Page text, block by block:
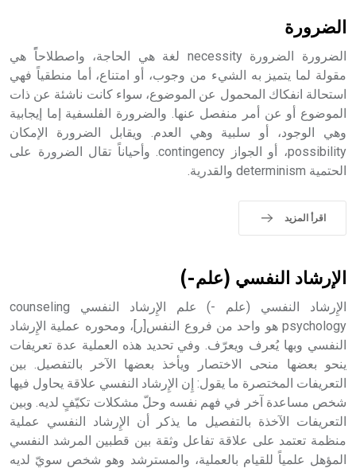
- هل تعلم أن أبجر Abgar اسم معروف جيداً يعود إلى عدد من
الملوك الذين حكموا مدينة إديسا (الرها) من أبجر الأول وحتى
التاسع، وهم ينتسبون إلى أسرة أوسروين
الضرورة
الضرورة الضرورة necessity لغة هي الحاجة، واصطلاحاًً هي
مقولة لما يتميز به الشيء من وجوب، أو امتناع، أما منطقياً فهي
استحالة انفكاك المحمول عن الموضوع، سواء كانت ناشئة عن ذات
الموضوع أو عن أمر منفصل عنها. والضرورة الفلسفية إما إيجابية
وهي الوجود، أو سلبية وهي العدم. ويقابل الضرورة الإمكان
possibility، أو الجواز contingency. وأحياناً تقال الضرورة على
الحتمية determinism والقدرية.
اقرأ المزيد
الإرشاد النفسي (علم-)
الإِرشاد النفسي (علم -) علم الإِرشاد النفسي counseling
psychology هو واحد من فروع النفس[ر]، ومحوره عملية الإِرشاد
النفسي وبها يُعرف ويعرّف. وفي تحديد هذه العملية عدة تعريفات
ينحو بعضها منحى الاختصار ويأخذ بعضها الآخر بالتفصيل. بين
التعريفات المختصرة ما يقول: إِن الإِرشاد النفسي علاقة يحاول فيها
شخص مساعدة آخر في فهم نفسه وحلّ مشكلات تكيّفٍ لديه. وبين
التعريفات الآخذة بالتفصيل ما يذكر أن الإِرشاد النفسي عملية
منظمة تعتمد على علاقة تفاعل وثقة بين قطبين المرشد النفسي
المؤهل علمياً للقيام بالعملية، والمسترشد وهو شخص سويّ لديه